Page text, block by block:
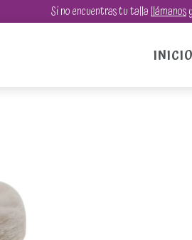
Pasar
al
principal
Si no encuentras tu tallallámanos
INICIO